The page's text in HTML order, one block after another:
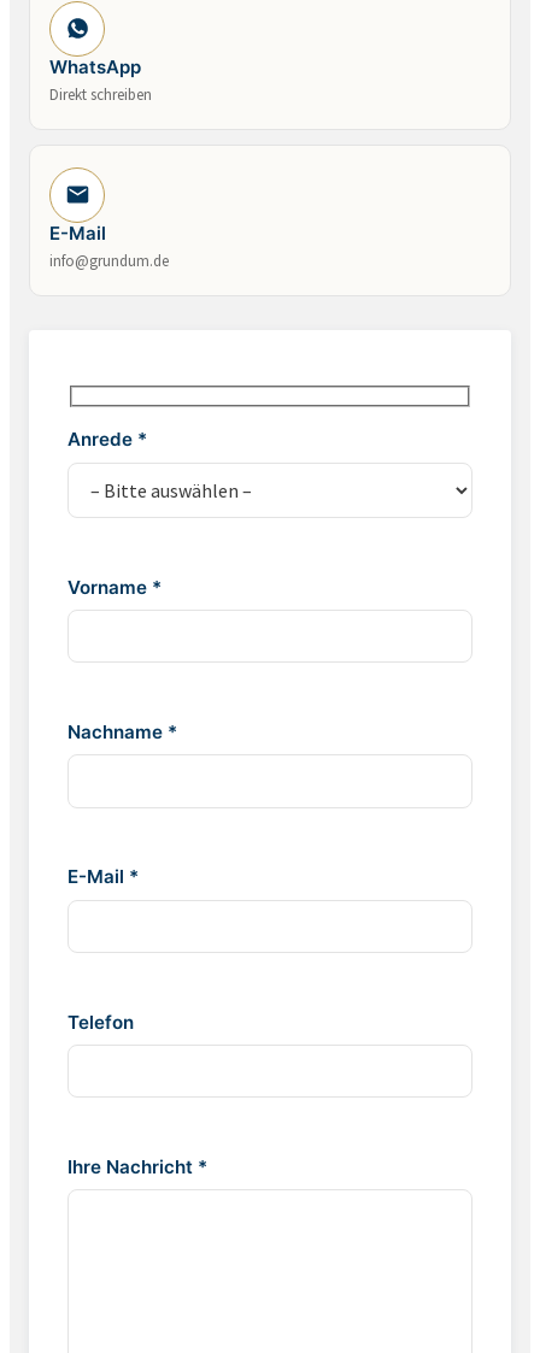
WhatsApp
Direkt schreiben
E-Mail
info@grundum.de
Anrede *
Vorname *
Nachname *
E-Mail *
Telefon
Ihre Nachricht *